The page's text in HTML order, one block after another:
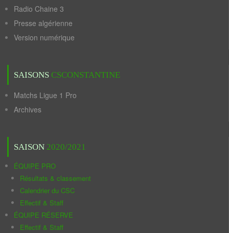
Radio Chaine 3
Presse algérienne
Version numérique
SAISONS CSCONSTANTINE
Matchs Ligue 1 Pro
Archives
SAISON 2020/2021
ÉQUIPE PRO
Résultats & classement
Calendrier du CSC
Effectif & Staff
ÉQUIPE RÉSERVE
Effectif & Staff